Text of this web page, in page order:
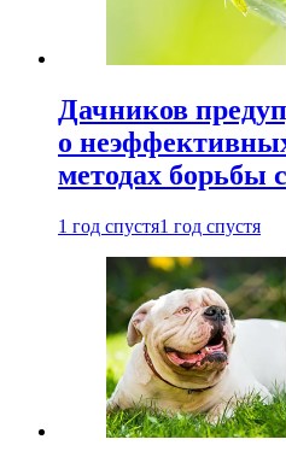
Дачников
о
методах борьбы
1 год спустя1 год спустя